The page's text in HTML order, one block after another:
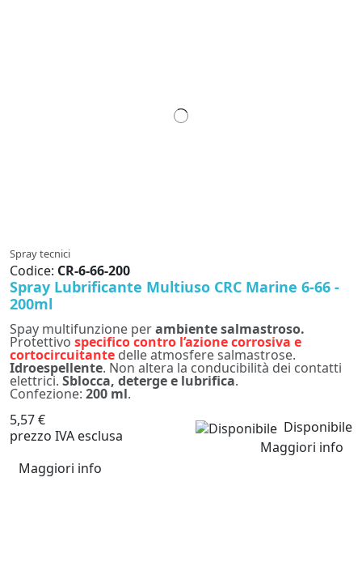
Spray tecnici
Codice: CR-6-66-200
Spray Lubrificante Multiuso CRC Marine 6-66 -
200ml
Spay multifunzione perambiente salmastroso.
Protettivo specifico contro l’azione corrosiva e
cortocircuitante delle atmosfere salmastrose.
Idroespellente. Non altera la conducibilità dei contatti
elettrici. Sblocca, deterge e lubrifica.
Confezione: 200 ml.
5,57 €
prezzo IVA esclusa
Disponibile
Maggiori info
Maggiori info